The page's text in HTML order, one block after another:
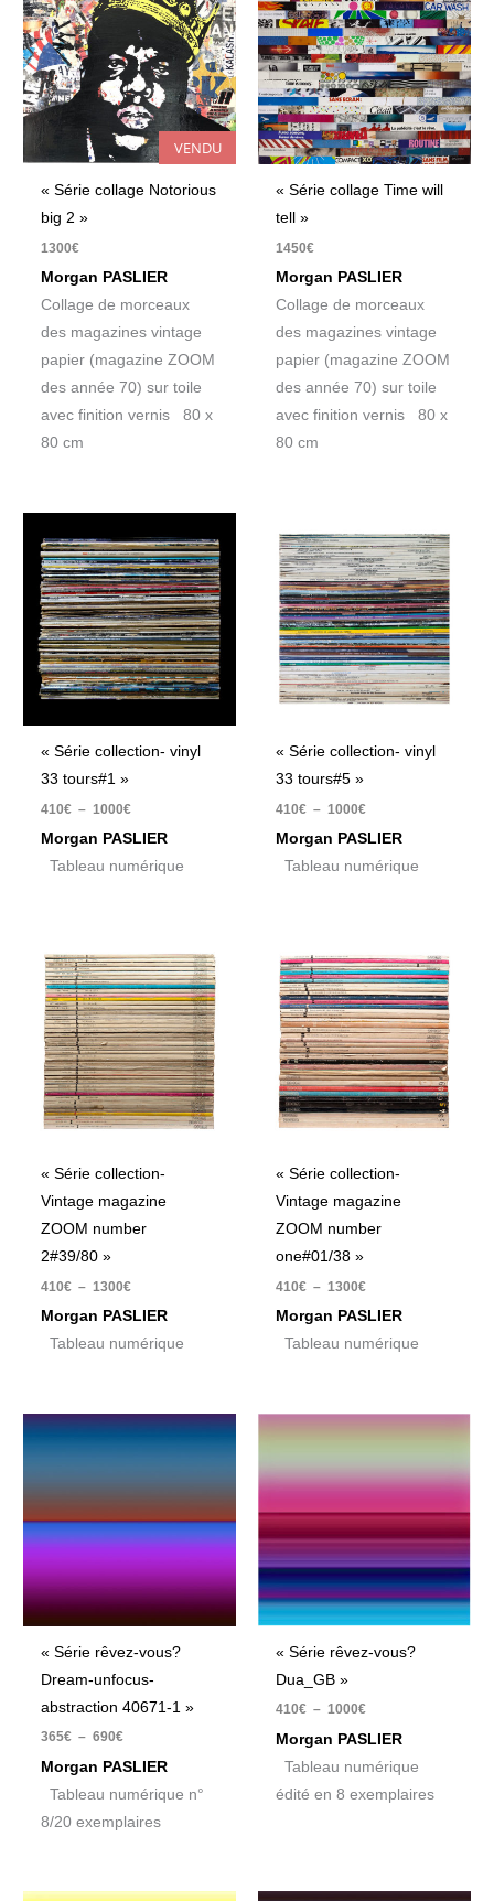
VENDU
« Série collage Notorious
big 2 »
1300€
Morgan PASLIER
Collage de morceaux
des magazines vintage
papier (magazine ZOOM
des année 70) sur toile
avec finition vernis 80 x
80 cm
« Série collage Time will
tell »
1450€
Morgan PASLIER
Collage de morceaux
des magazines vintage
papier (magazine ZOOM
des année 70) sur toile
avec finition vernis 80 x
80 cm
« Série collection- vinyl
33 tours#1 »
410€ – 1000€
de
prix :
410€
à
1000€
Morgan PASLIER
Tableau numérique
« Série collection- vinyl
33 tours#5 »
410€ – 1000€
de
prix :
410€
à
1000€
Morgan PASLIER
Tableau numérique
« Série collection-
Vintage magazine
ZOOM number
2#39/80 »
410€ – 1300€
de
prix :
410€
à
1300€
Morgan PASLIER
Tableau numérique
« Série collection-
Vintage magazine
ZOOM number
one#01/38 »
410€ – 1300€
de
prix :
410€
à
1300€
Morgan PASLIER
Tableau numérique
« Série rêvez-vous?
Dream-unfocus-
abstraction 40671-1 »
365€ – 690€
Plage
Morgan PASLIER
Tableau numérique n°
8/20 exemplaires
« Série rêvez-vous?
Dua_GB »
410€ – 1000€
410€
à
1000€
Morgan PASLIER
Tableau numérique
édité en 8 exemplaires